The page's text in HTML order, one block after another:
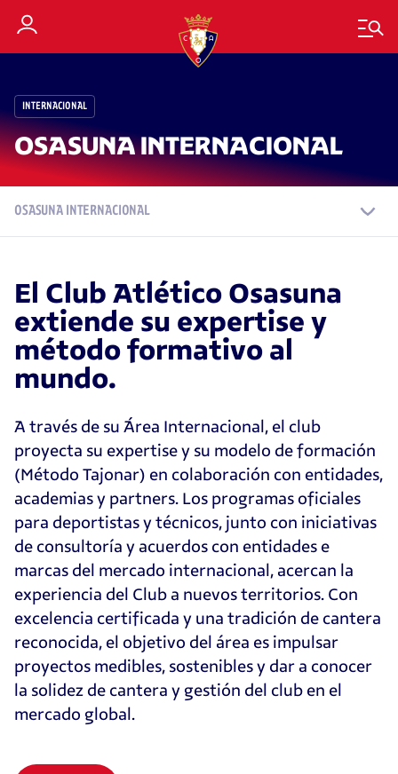
INTERNACIONAL
OSASUNA INTERNACIONAL
OSASUNA INTERNACIONAL
El Club Atlético Osasuna
extiende su expertise y
método formativo al
mundo.
A través de su Área Internacional, el club
proyecta su expertise y su modelo de formación
(Método Tajonar) en colaboración con entidades,
academias y partners. Los programas oficiales
para deportistas y técnicos, junto con iniciativas
de consultoría y acuerdos con entidades e
marcas del mercado internacional, acercan la
experiencia del Club a nuevos territorios. Con
excelencia certificada y una tradición de cantera
reconocida, el objetivo del área es impulsar
proyectos medibles, sostenibles y dar a conocer
la solidez de cantera y gestión del club en el
mercado global.